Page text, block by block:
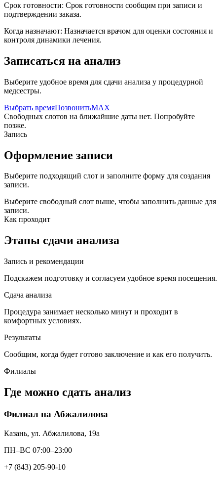
Срок готовности: Срок готовности сообщим при записи и
подтверждении заказа.
Когда назначают: Назначается врачом для оценки состояния и
контроля динамики лечения.
Записаться на анализ
Выберите удобное время для сдачи анализа у процедурной
медсестры.
Выбрать времяПозвонитьMAX
Свободных слотов на ближайшие даты нет. Попробуйте
позже.
Запись
Оформление записи
Выберите подходящий слот и заполните форму для создания
записи.
Выберите свободный слот выше, чтобы заполнить данные для
записи.
Как проходит
Этапы сдачи анализа
Запись и рекомендации
Подскажем подготовку и согласуем удобное время посещения.
Сдача анализа
Процедура занимает несколько минут и проходит в
комфортных условиях.
Результаты
Сообщим, когда будет готово заключение и как его получить.
Филиалы
Где можно сдать анализ
Филиал на Абжалилова
Казань, ул. Абжалилова, 19а
ПН–ВС 07:00–23:00
+7 (843) 205-90-10